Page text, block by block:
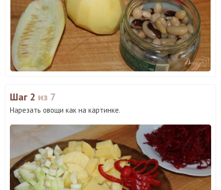
Шаг 2 из 7
Нарезать овощи как на картинке.